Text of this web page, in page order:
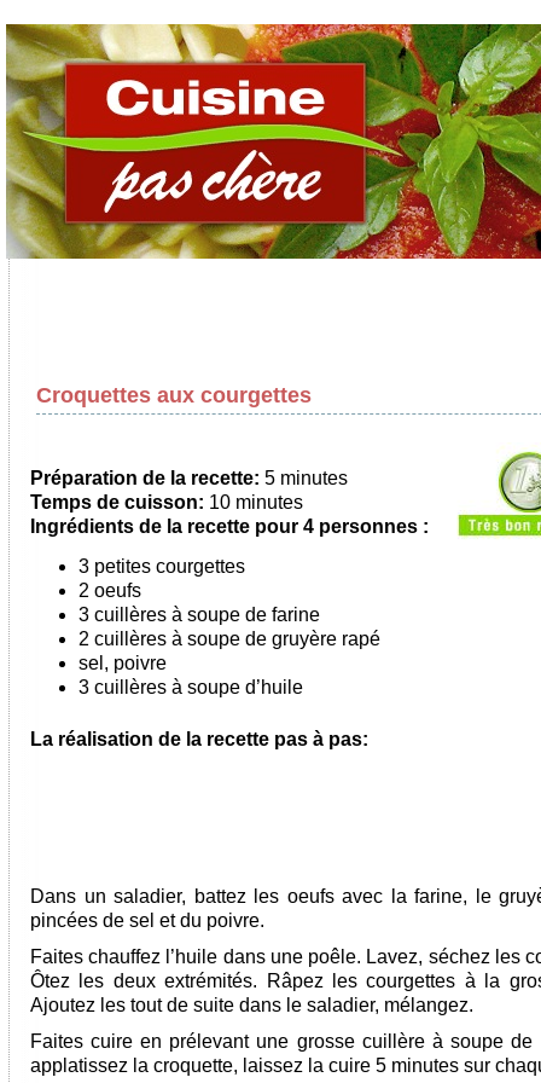
Croquettes aux courgettes
Préparation de la recette: 5 minutes
Temps de cuisson: 10 minutes
Ingrédients de la recette pour 4 personnes :
3 petites courgettes
2 oeufs
3 cuillères à soupe de farine
2 cuillères à soupe de gruyère rapé
sel, poivre
3 cuillères à soupe d’huile
La réalisation de la recette pas à pas:
Dans un saladier, battez les oeufs avec la farine, le
pincées de sel et du poivre.
Faites chauffez l’huile dans une poêle. Lavez, séchez les
Ôtez les deux extrémités. Râpez les courgettes à la
Ajoutez les tout de suite dans le saladier, mélangez.
Faites cuire en prélevant une grosse cuillère à soupe de
applatissez la croquette, laissez la cuire 5 minutes sur